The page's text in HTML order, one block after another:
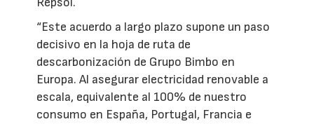
“Este acuerdo a largo plazo supone un paso
decisivo en la hoja de ruta de
descarbonización de Grupo Bimbo en
Europa. Al asegurar electricidad renovable a
escala, equivalente al 100% de nuestro
consumo en España, Portugal, Francia e